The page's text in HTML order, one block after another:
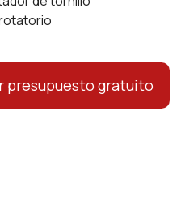
presupuesto gratuito